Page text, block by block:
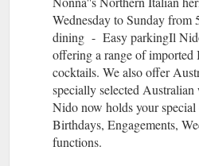
Wednesday to Sunday
dining - Easy parking​Il
offering a range of
cocktails. We also offer
specially selected
Nido now holds your
Birthdays, Engagements,
functions.